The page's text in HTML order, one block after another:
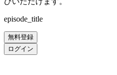
episode_title
無料登録
ログイン